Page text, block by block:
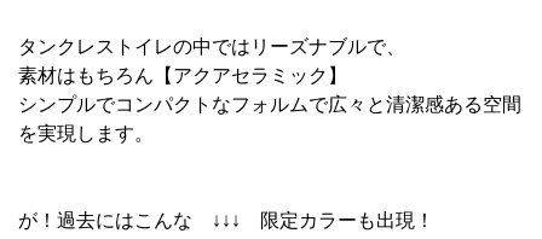
タンクレストイレの中ではリーズナブルで、
素材はもちろん【アクアセラミック】
シンプルでコンパクトなフォルムで広々と清潔感ある空間
を実現します。
が！過去にはこんな ↓↓↓ 限定カラーも出現！